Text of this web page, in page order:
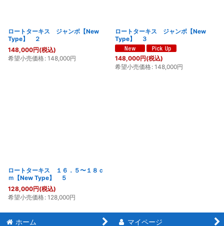
ロートターキス ジャンボ【New
Type】 ２
148,000円(税込)
希望小売価格: 148,000円
ロートターキス ジャンボ【New
Type】 ３
148,000円(税込)
希望小売価格: 148,000円
ロートターキス １６．５〜１８ｃ
ｍ【New Type】 ５
128,000円(税込)
希望小売価格: 128,000円
ホーム マイページ